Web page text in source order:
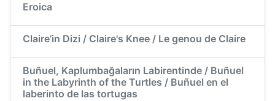
Eroica
Claire’in Dizi / Claire's Knee / Le genou de Claire
Buñuel, Kaplumbağaların Labirentinde / Buñuel
in the Labyrinth of the Turtles / Buñuel en el
laberinto de las tortugas